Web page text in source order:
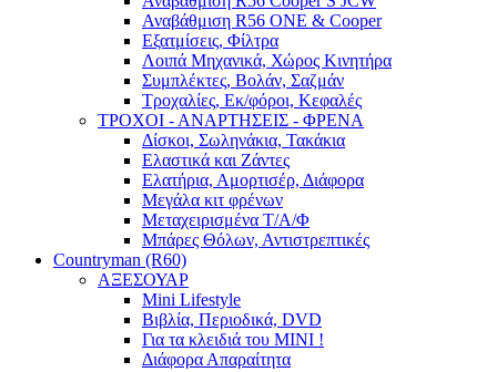
Αναβάθμιση R56 ONE & Cooper
Εξατμίσεις, Φίλτρα
Λοιπά Μηχανικά, Χώρος Κινητήρα
Συμπλέκτες, Βολάν, Σαζμάν
Τροχαλίες, Εκ/φόροι, Κεφαλές
ΤΡΟΧΟΙ - ΑΝΑΡΤΗΣΕΙΣ - ΦΡΕΝΑ
Δίσκοι, Σωληνάκια, Τακάκια
Ελαστικά και Ζάντες
Ελατήρια, Αμορτισέρ, Διάφορα
Μεγάλα κιτ φρένων
Μεταχειρισμένα Τ/Α/Φ
Μπάρες Θόλων, Αντιστρεπτικές
Countryman (R60)
ΑΞΕΣΟΥΑΡ
Mini Lifestyle
Βιβλία, Περιοδικά, DVD
Για τα κλειδιά του MINI !
Διάφορα Απαραίτητα